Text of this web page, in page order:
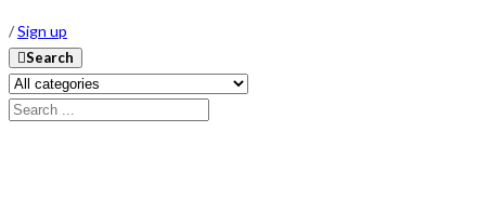
/Sign up
Search